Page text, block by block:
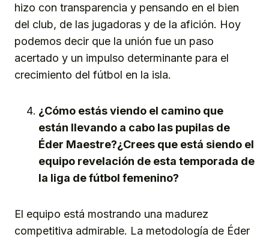
hizo con transparencia y pensando en el bien
del club, de las jugadoras y de la afición. Hoy
podemos decir que la unión fue un paso
acertado y un impulso determinante para el
crecimiento del fútbol en la isla.
¿Cómo estás viendo el camino que
están llevando a cabo las pupilas de
Éder Maestre?¿Crees que está siendo el
equipo revelación de esta temporada de
la liga de fútbol femenino?
El equipo está mostrando una madurez
competitiva admirable. La metodología de Éder